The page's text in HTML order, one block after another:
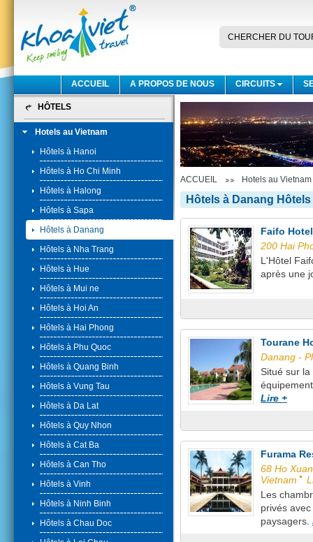
CHERCHER DU
CIRCUITS
A PROPOS DE NOUS
ACCUEIL
HÔTELS
Hotels au Vietnam
Hôtels à Hanoi
Hôtels à Ho Chi Minh
Hôtels à Halong
Hôtels à Sapa
Hôtels à Danang
Hôtels à Nha Trang
Hôtels à Hue
Hôtels à Mui ne
Hôtels à Hoi An
Hôtels à Hai Phong
Hôtels à Phu Quoc
Hôtels à Quang Binh
Hôtels à Vung Tau
Hôtels à Da Lat
Hôtels à Quy Nhon
Hôtels à Cat Ba
Hôtels à Can Tho
Hôtels à Vinh
Hôtels à Ninh Binh
Hôtels à Chau Doc
ACCUEIL Hotels au
Hôtels à Danang Hôtels
Faifo Hotel
200 Hai
L'Hôtel
après une
Tourane
Danang -
Situé sur
Lire +
Furama
68 Ho
Vietnam
Les
privés
paysagers.